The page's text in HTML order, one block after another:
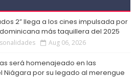
2” llega a los cines impulsada por
más taquillera del 2025
Aug 06, 2026
será homenajeado en las
Niágara por su legado al merengue